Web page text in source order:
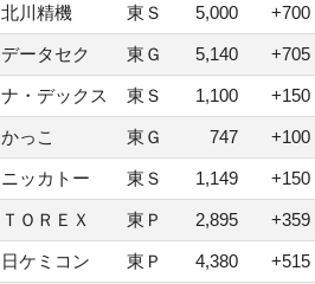
北川精機 東Ｓ 5,000 +700
データセク 東Ｇ 5,140 +705
ナ・デックス 東Ｓ 1,100 +150
かっこ 東Ｇ 747 +100
ニッカトー 東Ｓ 1,149 +150
ＴＯＲＥＸ 東Ｐ 2,895 +359
日ケミコン 東Ｐ 4,380 +515